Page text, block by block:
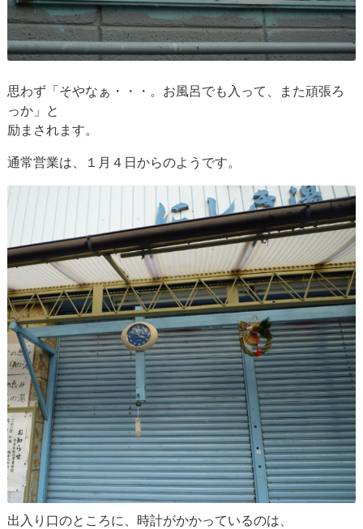
思わず「そやなぁ・・・。お風呂でも入って、また頑張ろ
っか」と
励まされます。
通常営業は、１月４日からのようです。
出入り口のところに、時計がかかっているのは、